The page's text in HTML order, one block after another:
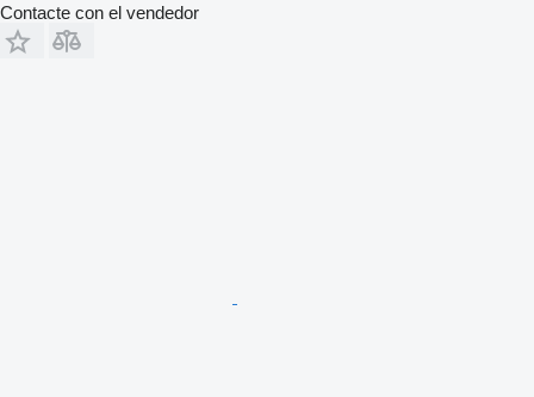
Contacte con el vendedor